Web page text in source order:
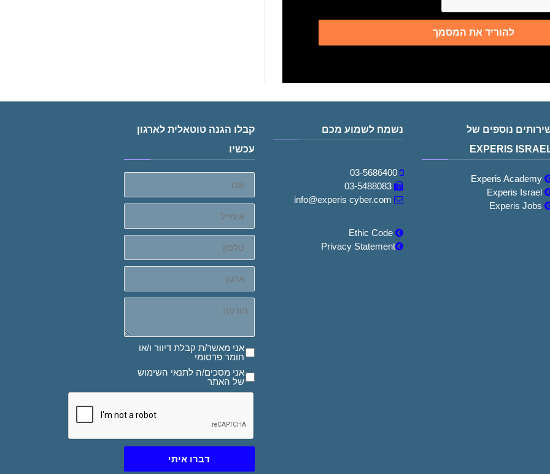
להוריד את המסמך
נוספים של
EXPERIS
Experis Academy
נשמח לשמוע מכם
03-5686400
03-5488083
info@experis cyber.com
Privacy Statement
קבלו הגנה טוטאלית לארגון
עכשיו
שם
אימייל
טלפון
ארגון
הודעה
אני מאשר/ת קבלת דיוור ו/או חומר פרסומי
אני מאשר/ת קבלת דיוור ו/או
חומר פרסומי
אני מסכים/ה לתנאי השימוש של האתר
אני מסכים/ה לתנאי השימוש
של האתר
דברו איתי